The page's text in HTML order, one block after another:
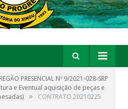
PRESENCIAL Nº 9/2021-028-SRP
e Eventual aquisição de peças e
»
CONTRATO 20210225